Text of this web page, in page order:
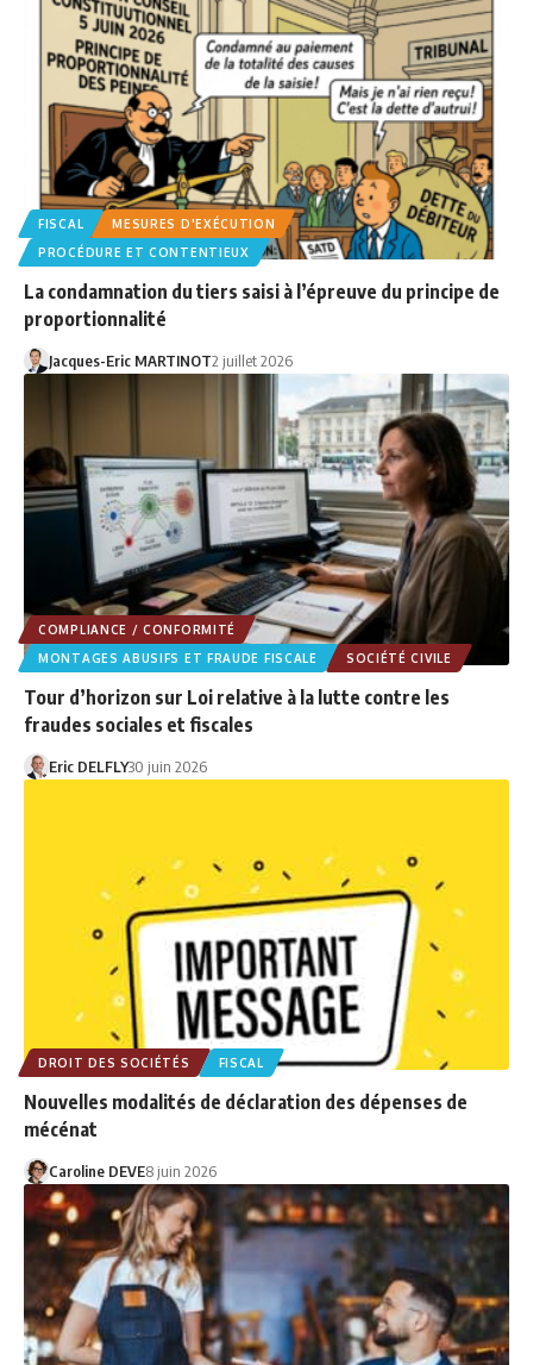
FISCAL
MESURES D'EXÉCUTION
PROCÉDURE ET CONTENTIEUX
La condamnation du tiers saisi à l’épreuve du principe de
proportionnalité
Jacques-Eric MARTINOT2 juillet 2026
COMPLIANCE / CONFORMITÉ
MONTAGES ABUSIFS ET FRAUDE FISCALE
SOCIÉTÉ CIVILE
Tour d’horizon sur Loi relative à la lutte contre les
fraudes sociales et fiscales
Eric DELFLY30 juin 2026
DROIT DES SOCIÉTÉS FISCAL
Nouvelles modalités de déclaration des dépenses de
mécénat
Caroline DEVE8 juin 2026